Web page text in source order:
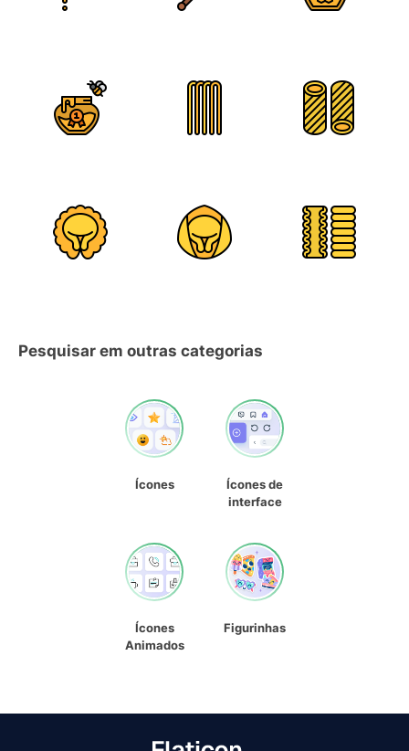
Pesquisar em outras categorias
Ícones
Ícones de
interface
Ícones
Animados
Figurinhas